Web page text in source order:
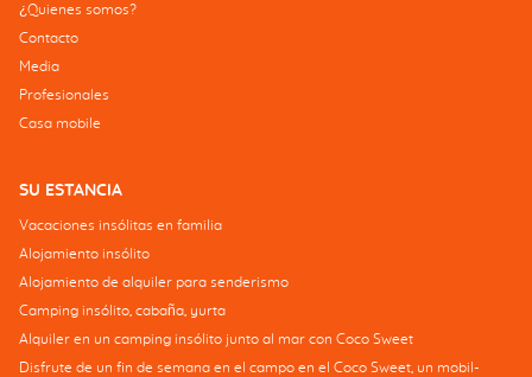
¿Quienes somos?
Contacto
Media
Profesionales
Casa mobile
SU ESTANCIA
Vacaciones insólitas en familia
Alojamiento insólito
Alojamiento de alquiler para senderismo
Camping insólito, cabaña, yurta
Alquiler en un camping insólito junto al mar con Coco Sweet
Disfrute de un fin de semana en el campo en el Coco Sweet, un mobil-